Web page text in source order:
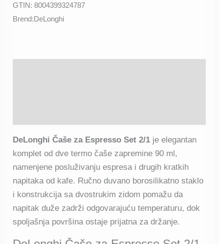
GTIN:8004399324787
Brend:DeLonghi
DeLonghi Čaše za Espresso Set 2/1 je elegantan
komplet od dve termo čaše zapremine 90 ml,
namenjene posluživanju espresa i drugih kratkih
napitaka od kafe. Ručno duvano borosilikatno staklo
i konstrukcija sa dvostrukim zidom pomažu da
napitak duže zadrži odgovarajuću temperaturu, dok
spoljašnja površina ostaje prijatna za držanje.